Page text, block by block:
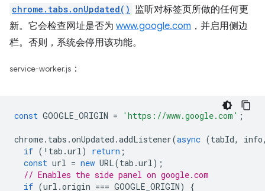
chrome.tabs.onUpdated() 监听对标签页所做的任何更
新。它会检查网址是否为 www.google.com ，并启用侧边
栏。否则，系统会停用该功能。
service-worker.js ：
const GOOGLE_ORIGIN = 'https://www.google.com' ;
chrome. tabs .onUpdated .addListener(async (tabId, info
if ( ! tab .url) return ;
const url = new URL(tab .url);
// Enables the side panel on google.com
if (url .origin === GOOGLE_ORIGIN) {